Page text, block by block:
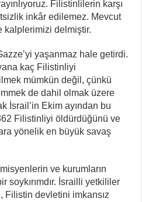
Filistinlilerin karşı
inkâr edilemez. Mevcut
kalplerimizi delmiştir.
yaşanmaz hale getirdi.
kaç Filistinliyi
mümkün değil, çünkü
de dahil olmak üzere
İsrail’in Ekim ayından bu
Filistinliyi öldürdüğünü ve
yönelik en büyük savaş
ve kurumların
soykırımdır. İsrailli yetkililer
Filistin devletini imkansız